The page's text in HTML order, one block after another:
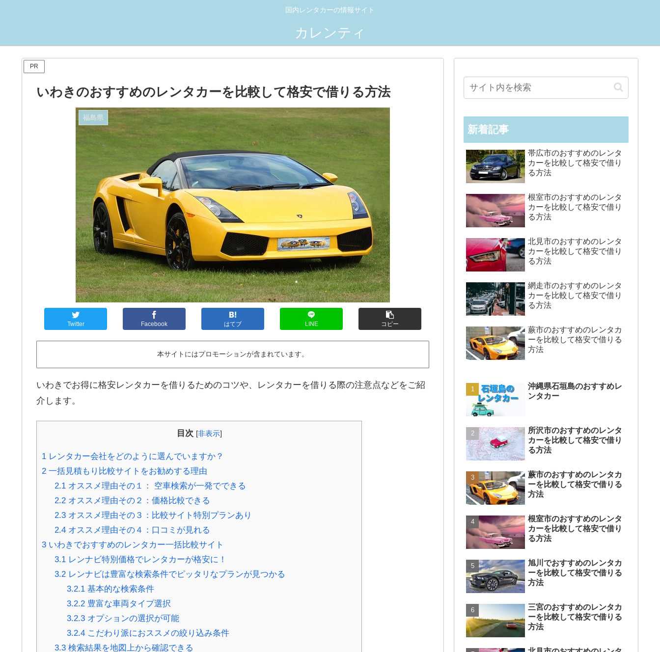
国内レンタカーの情報サイト
カレンティ
PR
いわきのおすすめのレンタカーを比較して格安で借りる方法
福島県
Twitter Facebook はてブ LINE コピー
本サイトにはプロモーションが含まれています。
いわきでお得に格安レンタカーを借りるためのコツや、レンタカーを借りる際の注意点などをご紹
介します。
目次 [非表示]
1 レンタカー会社をどのように選んでいますか？
2 一括見積もり比較サイトをお勧めする理由
2.1オススメ理由その１： 空車検索が一発でできる
2.2オススメ理由その２：価格比較できる
2.3オススメ理由その３：比較サイト特別プランあり
2.4オススメ理由その４：口コミが見れる
3 いわきでおすすめのレンタカー一括比較サイト
3.1レンナビ特別価格でレンタカーが格安に！
3.2レンナビは豊富な検索条件でピッタリなプランが見つかる
3.2.1 基本的な検索条件
3.2.2 豊富な車両タイプ選択
3.2.3 オプションの選択が可能
3.2.4 こだわり派におススメの絞り込み条件
3.3検索結果を地図上から確認できる
新着記事
帯広市のおすすめのレンタ
カーを比較して格安で借り
る方法
根室市のおすすめのレンタ
カーを比較して格安で借り
る方法
北見市のおすすめのレンタ
カーを比較して格安で借り
る方法
網走市のおすすめのレンタ
カーを比較して格安で借り
る方法
蕨市のおすすめのレンタカ
ーを比較して格安で借りる
方法
沖縄県石垣島のおすすめレ
ンタカー
所沢市のおすすめのレンタ
カーを比較して格安で借り
る方法
蕨市のおすすめのレンタカ
ーを比較して格安で借りる
方法
根室市のおすすめのレンタ
カーを比較して格安で借り
る方法
旭川でおすすめのレンタカ
ーを比較して格安で借りる
方法
三宮のおすすめのレンタカ
ーを比較して格安で借りる
方法